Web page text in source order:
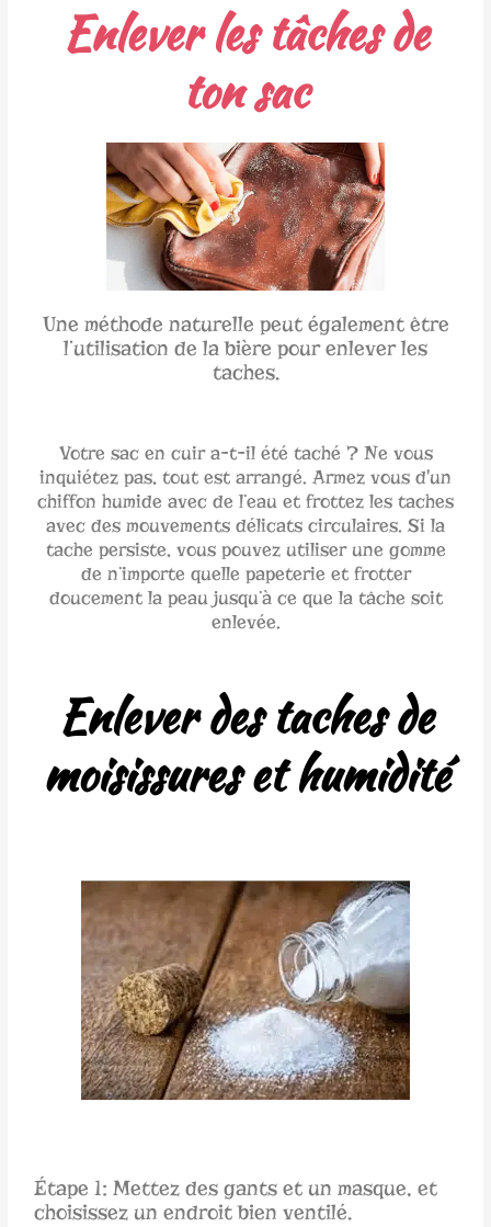
Enlever les tâches de
ton sac
Une méthode naturelle peut également être
l’utilisation de la bière pour enlever les
taches.
Votre sac en cuir a-t-il été taché ? Ne vous
inquiétez pas, tout est arrangé. Armez vous d'un
chiffon humide avec de l’eau et frottez les taches
avec des mouvements délicats circulaires. Si la
tache persiste, vous pouvez utiliser une gomme
de n’importe quelle papeterie et frotter
doucement la peau jusqu’à ce que la tâche soit
enlevée.
Enlever des taches de
moisissures et humidité
Étape 1: Mettez des gants et un masque, et
choisissez un endroit bien ventilé.